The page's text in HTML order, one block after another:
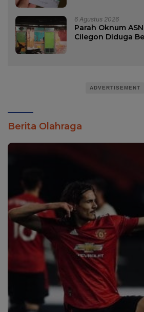
6 Agustus 2026
Parah Oknum
Cilegon Diduga
ADVERTISEMENT
Berita Olahraga